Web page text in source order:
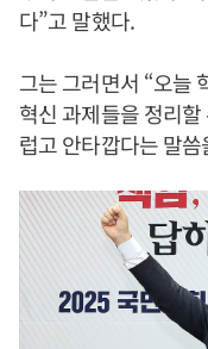
다”고 말했다.
그는 그러면서 “오늘
혁신 과제들을 정리
럽고 안타깝다는 말